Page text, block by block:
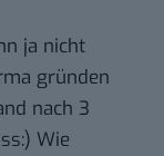
ja nicht
gründen
nach 3
Wie